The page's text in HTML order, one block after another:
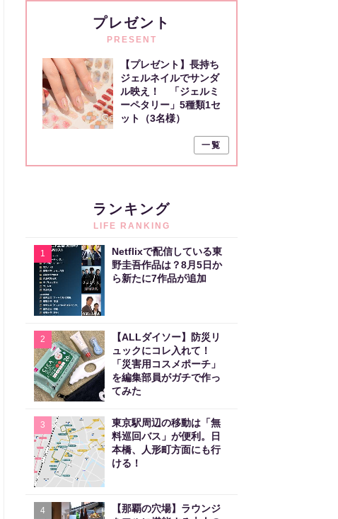
プレゼント
PRESENT
【プレゼント】長持ち
ジェルネイルでサンダ
ル映え！ 「ジェルミ
ーペタリー」5種類1セ
ット（3名様）
一覧
ランキング
LIFE RANKING
1
Netflixで配信している東
野圭吾作品は？8月5日か
ら新たに7作品が追加
2
【ALLダイソー】防災リ
ュックにコレ入れて！
「災害用コスメポーチ」
を編集部員がガチで作っ
てみた
3
東京駅周辺の移動は「無
料巡回バス」が便利。日
本橋、人形町方面にも行
ける！
4
【那覇の穴場】ラウンジ